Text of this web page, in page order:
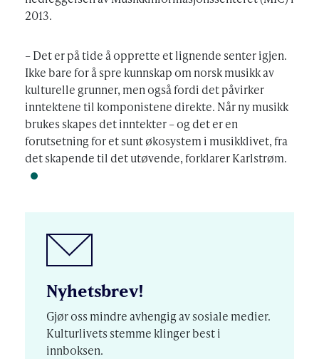
2013.
– Det er på tide å opprette et lignende senter igjen.
Ikke bare for å spre kunnskap om norsk musikk av
kulturelle grunner, men også fordi det påvirker
inntektene til komponistene direkte. Når ny musikk
brukes skapes det inntekter – og det er en
forutsetning for et sunt økosystem i musikklivet, fra
det skapende til det utøvende, forklarer Karlstrøm.
Nyhetsbrev!
Gjør oss mindre avhengig av sosiale medier.
Kulturlivets stemme klinger best i
innboksen.